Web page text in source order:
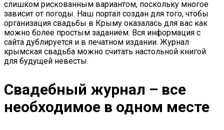
слишком рискованным вариантом, поскольку многое
зависит от погоды. Наш портал создан для того, чтобы
организация свадьбы в Крыму оказалась для вас как
можно более простым заданием. Вся информация с
сайта дублируется и в печатном издании. Журнал
крымская свадьба можно считать настольной книгой
для будущей невесты.
Свадебный журнал – все
необходимое в одном месте